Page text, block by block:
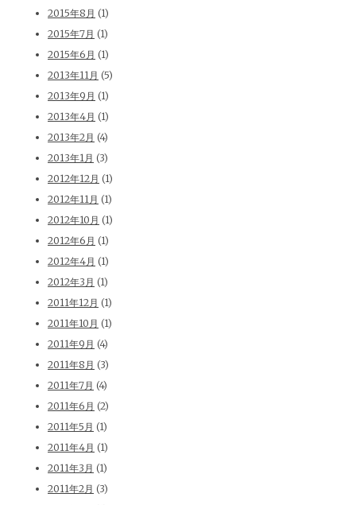
2015年8月 (1)
2015年7月 (1)
2015年6月 (1)
2013年11月 (5)
2013年9月 (1)
2013年4月 (1)
2013年2月 (4)
2013年1月 (3)
2012年12月 (1)
2012年11月 (1)
2012年10月 (1)
2012年6月 (1)
2012年4月 (1)
2012年3月 (1)
2011年12月 (1)
2011年10月 (1)
2011年9月 (4)
2011年8月 (3)
2011年7月 (4)
2011年6月 (2)
2011年5月 (1)
2011年4月 (1)
2011年3月 (1)
2011年2月 (3)